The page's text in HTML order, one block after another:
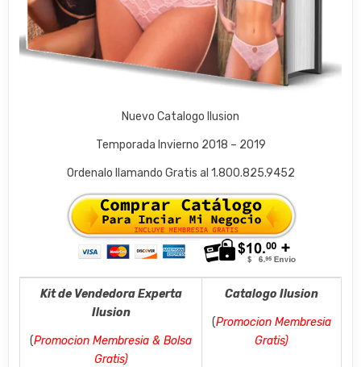
Nuevo Catalogo Ilusion
Temporada Invierno 2018 – 2019
Ordenalo llamando Gratis al 1.800.825.9452
Kit de Vendedora Experta
Ilusion
(Promocion Membresia & Bolsa
Gratis)
Catalogo Ilusion
(Promocion Membresia
Gratis)